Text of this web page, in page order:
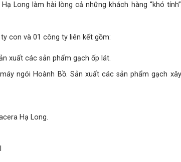
Long làm hài lòng cả những khách hàng “khó
con và 01 công ty liên kết gồm:
xuất các sản phẩm gạch ốp lát.
ngói Hoành Bồ. Sản xuất các sản phẩm gạch
Hạ Long.